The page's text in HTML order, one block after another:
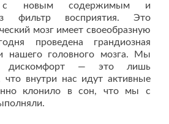
с новым содержимым и
фильтр восприятия. Это
мозг имеет своеобразную
проведена грандиозная
нашего головного мозга. Мы
дискомфорт — это лишь
что внутри нас идут активные
клонило в сон, что мы с